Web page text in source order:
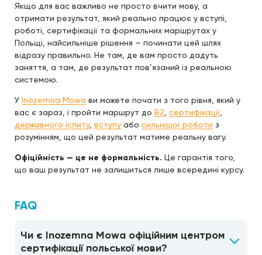
Якщо для вас важливо не просто вчити мову, а
отримати результат, який реально працює у вступі,
роботі, сертифікації та формальних маршрутах у
Польщі, найсильніше рішення — починати цей шлях
відразу правильно. Не там, де вам просто дадуть
заняття, а там, де результат пов’язаний із реальною
системою.
У Inozemna Mowa ви можете почати з того рівня, який у
вас є зараз, і пройти маршрут до B2 сертифікації
державного іспиту, вступу або сильнішої роботи з
розумінням, що цей результат матиме реальну вагу.
Офіційність — це не формальність. Це гарантія того,
що ваш результат не залишиться лише всередині курсу.
FAQ
Чи є Inozemna Mowa офіційним центром
сертифікації польської мови?